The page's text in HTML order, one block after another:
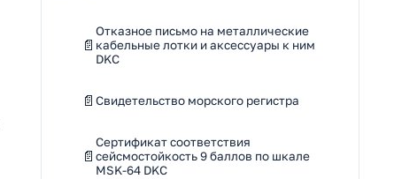
Отказное письмо на металлические
кабельные лотки и аксессуары к ним
DKC
Свидетельство морского регистра
Сертификат соответствия
сейсмостойкость 9 баллов по шкале
MSK-64 DKC